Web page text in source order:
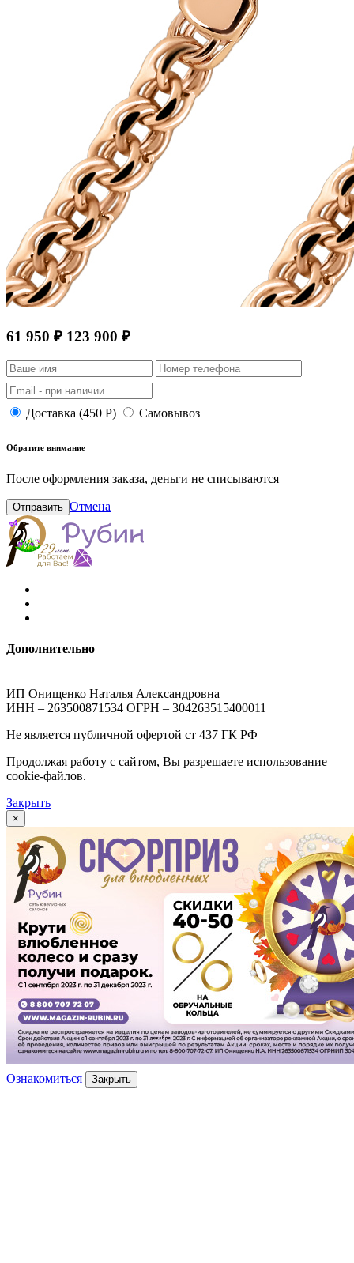
61 950 ₽ 123 900 ₽
Доставка (450 Р) Самовывоз
Обратите внимание
После оформления заказа, деньги не списываются
Отправить Отмена
Дополнительно
ИП Онищенко Наталья Александровна
ИНН – 263500871534 ОГРН – 304263515400011
Не является публичной офертой ст 437 ГК РФ
Продолжая работу с сайтом, Вы разрешаете использование
cookie-файлов.
Закрыть
×
Ознакомиться Закрыть